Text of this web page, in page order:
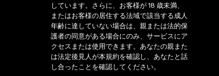
しています。さらに、お客様が 18 歳未満、
またはお客様の居住する法域で該当する成人
年齢に達していない場合は、親または法的保
護者の同意がある場合にのみ、サービスにア
クセスまたは使用できます。あなたの親また
は法定後見人が本規約を確認し、あなたと話
し合ったことを確認してください。